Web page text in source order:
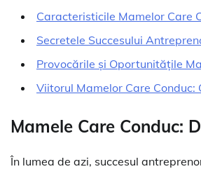
Caracteristicile Mamelor Care
Secretele Succesului
Provocările și Oportunitățile
Viitorul Mamelor Care
Mamele Care Conduc:
În lumea de azi, succesul